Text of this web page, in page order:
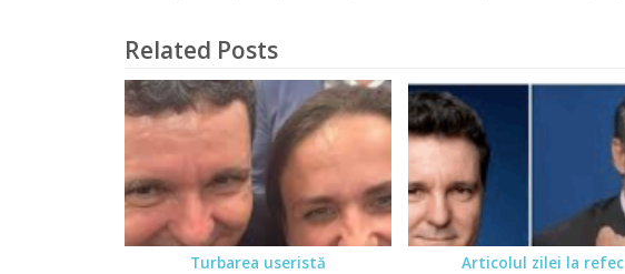
Related Posts
Turbarea useristă Articolul zilei la refec